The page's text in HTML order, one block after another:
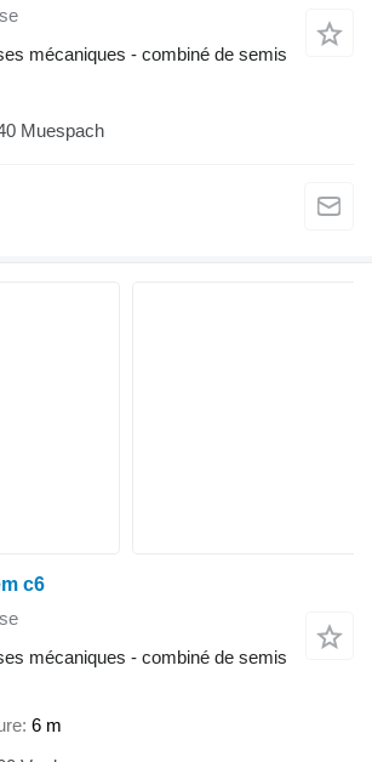
mécaniques - combiné de semis
Muespach
c6
mécaniques - combiné de semis
6 m